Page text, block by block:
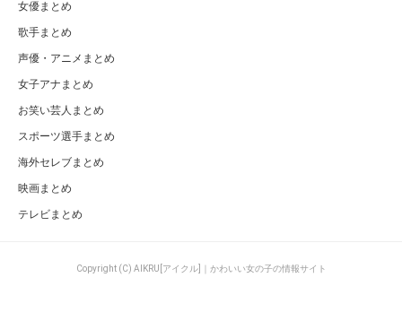
カテゴリ
AKB48グループ
AKB48まとめ
SKE48まとめ
NMB48まとめ
HKT48まとめ
サイトマップ